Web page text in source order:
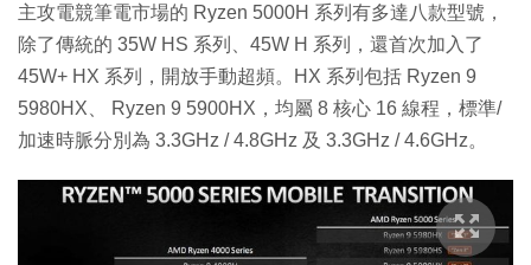
主攻電競筆電市場的 Ryzen 5000H 系列有多達八款型號，
除了傳統的 35W HS 系列、45W H 系列，還首次加入了
45W+ HX 系列，開放手動超頻。HX 系列包括 Ryzen 9
5980HX、 Ryzen 9 5900HX，均屬 8 核心 16 線程，標準/
加速時脈分別為 3.3GHz / 4.8GHz 及 3.3GHz / 4.6GHz。